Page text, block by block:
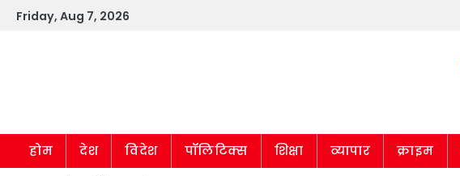
SkipFriday, Aug 7, 2026
होम देश विदेश पॉलिटिक्स शिक्षा व्यापार क्राइम